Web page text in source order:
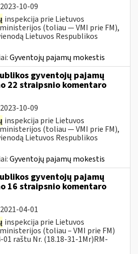
2023-10-09
inspekcija prie Lietuvos
(toliau — VMI prie FM),
Lietuvos Respublikos
Gyventojų pajamų mokestis
gyventojų pajamų
22 straipsnio komentaro
2023-10-09
inspekcija prie Lietuvos
(toliau — VMI prie FM),
Lietuvos Respublikos
Gyventojų pajamų mokestis
gyventojų pajamų
16 straipsnio komentaro
2021-04-01
inspekcija prie Lietuvos
(toliau – VMI prie FM)
raštu Nr. (18.18-31-1Mr)RM-